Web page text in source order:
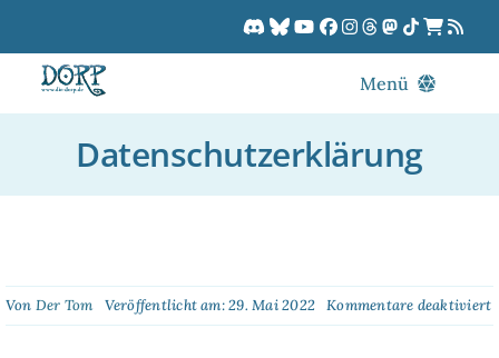
springen
Menü
DORPCast
Dracon
Patreon
Datenschutzerklärung
Von Der Tom Veröffentlicht am: 29. Mai 2022 Kommentare deaktiviert